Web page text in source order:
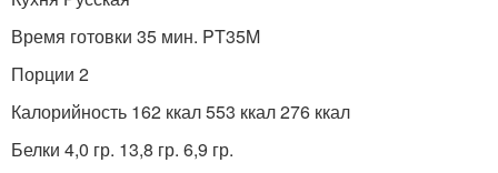
Время готовки 35 мин. PT35M
Порции 2
Калорийность 162 ккал 553 ккал 276 ккал
Белки 4,0 гр. 13,8 гр. 6,9 гр.